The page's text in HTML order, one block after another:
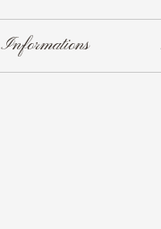
Informations